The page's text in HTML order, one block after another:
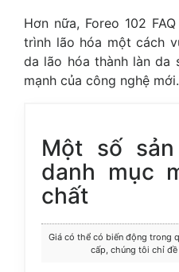
Hơn nữa, Foreo 102
trình lão hóa một cách
da lão hóa thành làn da
mạnh của công nghệ mới.
Một số
danh mục
chất
Giá có thể có biến động trong
cấp, chúng tôi chỉ